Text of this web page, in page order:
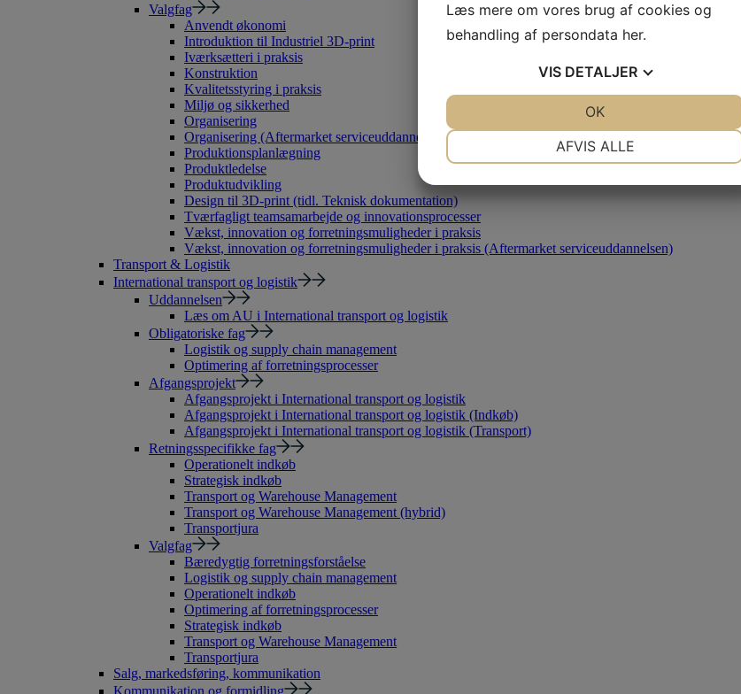
Valgfag
Anvendt økonomi
Introduktion til Industriel 3D-print
Iværksætteri i praksis
Konstruktion
Kvalitetsstyring i praksis
Miljø og sikkerhed
Organisering
Organisering (Aftermarket serviceuddannelsen)
Produktionsplanlægning
Produktledelse
Produktudvikling
Design til 3D-print (tidl. Teknisk dokumentation)
Tværfagligt teamsamarbejde og innovationsprocesser
Vækst, innovation og forretningsmuligheder i praksis
Vækst, innovation og forretningsmuligheder i praksis (Aftermarket serviceuddannelsen)
Transport & Logistik
International transport og logistik
Uddannelsen
Læs om AU i International transport og logistik
Obligatoriske fag
Logistik og supply chain management
Optimering af forretningsprocesser
Afgangsprojekt
Afgangsprojekt i International transport og logistik
Afgangsprojekt i International transport og logistik (Indkøb)
Afgangsprojekt i International transport og logistik (Transport)
Retningsspecifikke fag
Operationelt indkøb
Strategisk indkøb
Transport og Warehouse Management
Transport og Warehouse Management (hybrid)
Transportjura
Valgfag
Bæredygtig forretningsforståelse
Logistik og supply chain management
Operationelt indkøb
Optimering af forretningsprocesser
Strategisk indkøb
Transport og Warehouse Management
Transportjura
Salg, markedsføring, kommunikation
Kommunikation og formidling
Læs mere om vores brug af cookies og
behandling af persondata her.
VIS DETALJER
AFVIS ALLE
OK